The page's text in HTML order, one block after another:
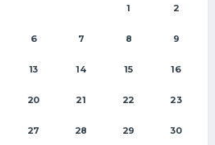
1 2
6 7 8 9
13 14 15 16
20 21 22 23
27 28 29 30